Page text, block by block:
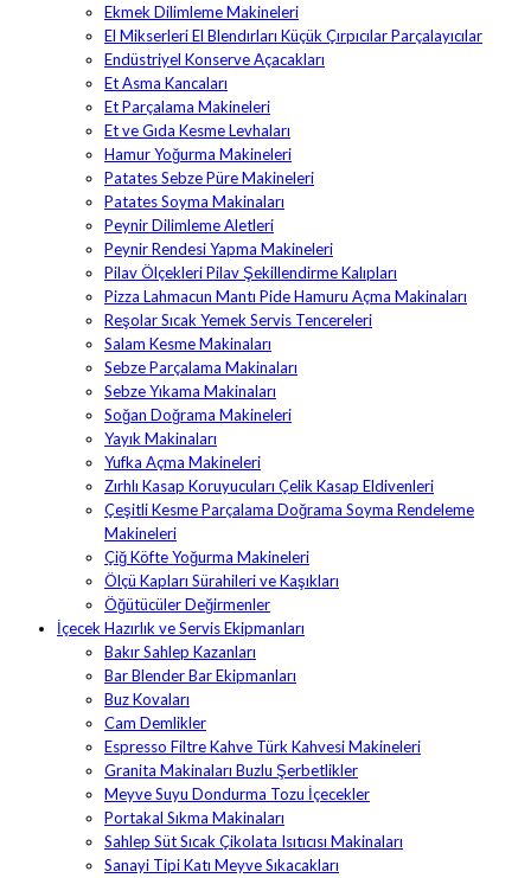
Ekmek Dilimleme Makineleri
El Mikserleri El Blendırları Küçük Çırpıcılar Parçalayıcılar
Endüstriyel Konserve Açacakları
Et Asma Kancaları
Et Parçalama Makineleri
Et ve Gıda Kesme Levhaları
Hamur Yoğurma Makineleri
Patates Sebze Püre Makineleri
Patates Soyma Makinaları
Peynir Dilimleme Aletleri
Peynir Rendesi Yapma Makineleri
Pilav Ölçekleri Pilav Şekillendirme Kalıpları
Pizza Lahmacun Mantı Pide Hamuru Açma Makinaları
Reşolar Sıcak Yemek Servis Tencereleri
Salam Kesme Makinaları
Sebze Parçalama Makinaları
Sebze Yıkama Makinaları
Soğan Doğrama Makineleri
Yayık Makinaları
Yufka Açma Makineleri
Zırhlı Kasap Koruyucuları Çelik Kasap Eldivenleri
Çeşitli Kesme Parçalama Doğrama Soyma Rendeleme
Makineleri
Çiğ Köfte Yoğurma Makineleri
Ölçü Kapları Sürahileri ve Kaşıkları
Öğütücüler Değirmenler
İçecek Hazırlık ve Servis Ekipmanları
Bakır Sahlep Kazanları
Bar Blender Bar Ekipmanları
Buz Kovaları
Cam Demlikler
Espresso Filtre Kahve Türk Kahvesi Makineleri
Granita Makinaları Buzlu Şerbetlikler
Meyve Suyu Dondurma Tozu İçecekler
Portakal Sıkma Makinaları
Sahlep Süt Sıcak Çikolata Isıtıcısı Makinaları
Sanayi Tipi Katı Meyve Sıkacakları